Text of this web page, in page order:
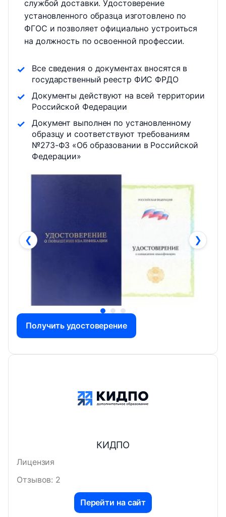
службой доставки. Удостоверение
установленного образца изготовлено по
ФГОС и позволяет официально устроиться
на должность по освоенной профессии.
Все сведения о документах вносятся в
государственный реестр ФИС ФРДО
Документы действуют на всей территории
Российской Федерации
Документ выполнен по установленному
образцу и соответствуют требованиям
№273-ФЗ «Об образовании в Российской
Федерации»
❮ ❯
Получить удостоверение
КИДПО
Лицензия
Отзывов: 2
Перейти на сайт